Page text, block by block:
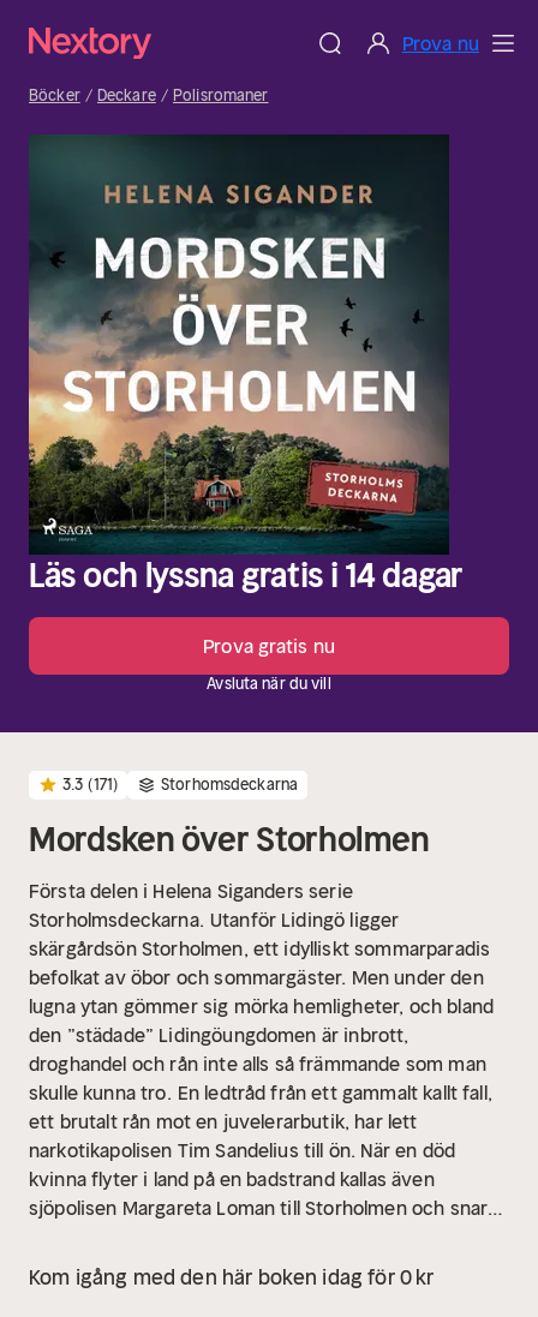
Prova nu
Böcker Deckare Polisromaner
Läs och lyssna gratis i 14 dagar
Prova gratis nu
Avsluta när du vill
3.3 (171) Storhomsdeckarna
Mordsken över Storholmen
Första delen i Helena Siganders serie
Storholmsdeckarna. Utanför Lidingö ligger
skärgårdsön Storholmen, ett idylliskt sommarparadis
befolkat av öbor och sommargäster. Men under den
lugna ytan gömmer sig mörka hemligheter, och bland
den ”städade” Lidingöungdomen är inbrott,
droghandel och rån inte alls så främmande som man
skulle kunna tro. En ledtråd från ett gammalt kallt fall,
ett brutalt rån mot en juvelerarbutik, har lett
narkotikapolisen Tim Sandelius till ön. När en död
kvinna flyter i land på en badstrand kallas även
sjöpolisen Margareta Loman till Storholmen och snart
paradis förmörkas av misstänksamhet. Hur hänger
allting samman? Och går det verkligen att lita på alla
Kom igång med den här boken idag för 0 kr